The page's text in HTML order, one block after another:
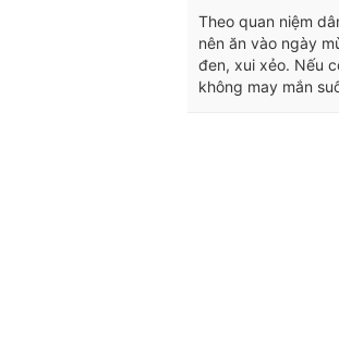
Theo quan niệm
nên ăn vào ngày
đen, xui xẻo. Nếu
không may mắn